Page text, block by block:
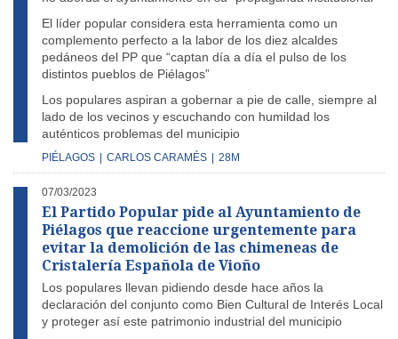
El líder popular considera esta herramienta como un
complemento perfecto a la labor de los diez alcaldes
pedáneos del PP que “captan día a día el pulso de los
distintos pueblos de Piélagos”
Los populares aspiran a gobernar a pie de calle, siempre al
lado de los vecinos y escuchando con humildad los
auténticos problemas del municipio
PIÉLAGOS CARLOS CARAMÉS 28M
07/03/2023
El Partido Popular pide al Ayuntamiento de
Piélagos que reaccione urgentemente para
evitar la demolición de las chimeneas de
Cristalería Española de Vioño
Los populares llevan pidiendo desde hace años la
declaración del conjunto como Bien Cultural de Interés Local
y proteger así este patrimonio industrial del municipio